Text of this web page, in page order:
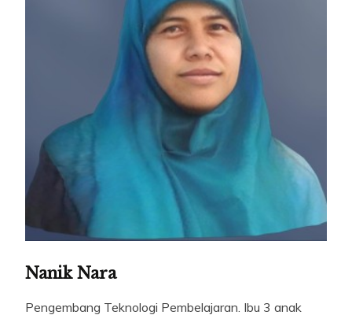
Nanik Nara
Pengembang Teknologi Pembelajaran. Ibu 3 anak